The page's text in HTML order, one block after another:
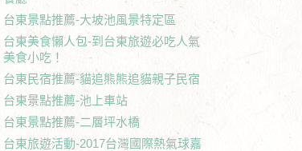
台東景點推薦-大坡池風景特定區
台東美食懶人包-到台東旅遊必吃人氣
美食小吃！
台東民宿推薦-貓追熊熊追貓親子民宿
台東景點推薦-池上車站
台東景點推薦-二層坪水橋
台東旅遊活動-2017台灣國際熱氣球嘉